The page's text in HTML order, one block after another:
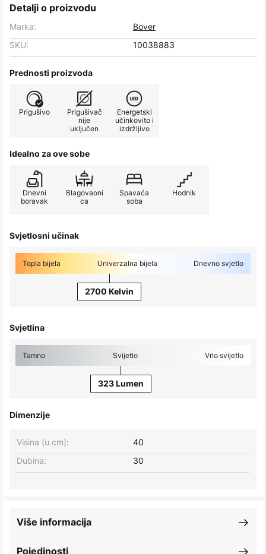
Detalji o proizvodu
Marka:
Bover
SKU:
10038883
Prednosti proizvoda
Prigušivo
Prigušivač
nije
uključen
Energetski
učinkovito i
izdržljivo
Idealno za ove sobe
Dnevni
boravak
Blagovaoni
ca
Spavaća
soba
Hodnik
Svjetlosni učinak
Topla bijela Univerzalna bijela Dnevno svjetlo
2700 Kelvin
Svjetlina
Tamno Svijetlo Vrlo svijetlo
323 Lumen
Dimenzije
Visina (u cm):
40
Dubina:
30
Pojedinosti
Više informacija